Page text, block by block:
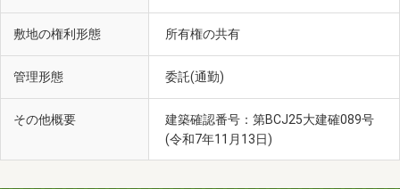
敷地の権利形態 所有権の共有
管理形態 委託(通勤)
その他概要
建築確認番号：第BCJ25大建確089号
(令和7年11月13日)